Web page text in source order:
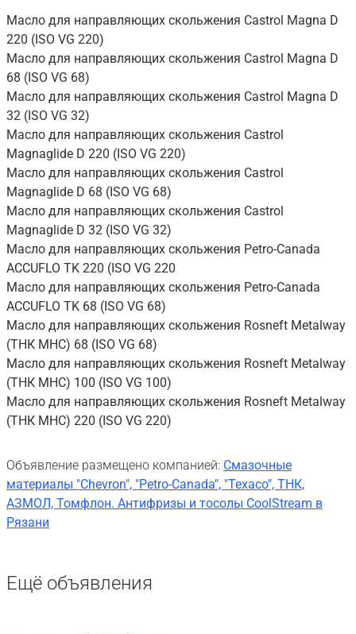
Масло для направляющих скольжения Castrol Magna D
220 (ISO VG 220)
Масло для направляющих скольжения Castrol Magna D
68 (ISO VG 68)
Масло для направляющих скольжения Castrol Magna D
32 (ISO VG 32)
Масло для направляющих скольжения Castrol
Magnaglide D 220 (ISO VG 220)
Масло для направляющих скольжения Castrol
Magnaglide D 68 (ISO VG 68)
Масло для направляющих скольжения Castrol
Magnaglide D 32 (ISO VG 32)
Масло для направляющих скольжения Petro-Canada
ACCUFLO TK 220 (ISO VG 220
Масло для направляющих скольжения Petro-Canada
ACCUFLO TK 68 (ISO VG 68)
Масло для направляющих скольжения Rosneft Metalway
(ТНК МНС) 68 (ISO VG 68)
Масло для направляющих скольжения Rosneft Metalway
(ТНК МНС) 100 (ISO VG 100)
Масло для направляющих скольжения Rosneft Metalway
(ТНК МНС) 220 (ISO VG 220)
Объявление размещено компанией: Смазочные
материалы "Chevron", "Petro-Canada", "Texaco", ТНК,
АЗМОЛ, Томфлон. Антифризы и тосолы CoolStream в
Рязани
Ещё объявления